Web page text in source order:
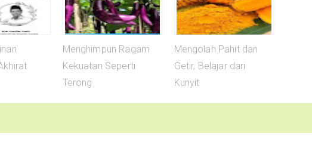
Menghimpun Ragam
Kekuatan Seperti
Terong
Mengolah Pahit dan
Getir, Belajar dari
Kunyit